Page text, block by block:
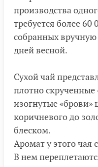
производства
требуется более 60
собранных вручную
дней весной.
Сухой чай
плотно скрученные
изогнутые «брови»
коричневого до
блеском.
Аромат у этого
В нем